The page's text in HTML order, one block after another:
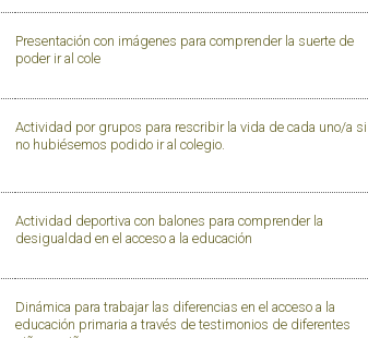
Presentación con imágenes para comprender la suerte de
poder ir al cole
Actividad por grupos para rescribir la vida de cada uno/a si
no hubiésemos podido ir al colegio.
Actividad deportiva con balones para comprender la
desigualdad en el acceso a la educación
Dinámica para trabajar las diferencias en el acceso a la
educación primaria a través de testimonios de diferentes